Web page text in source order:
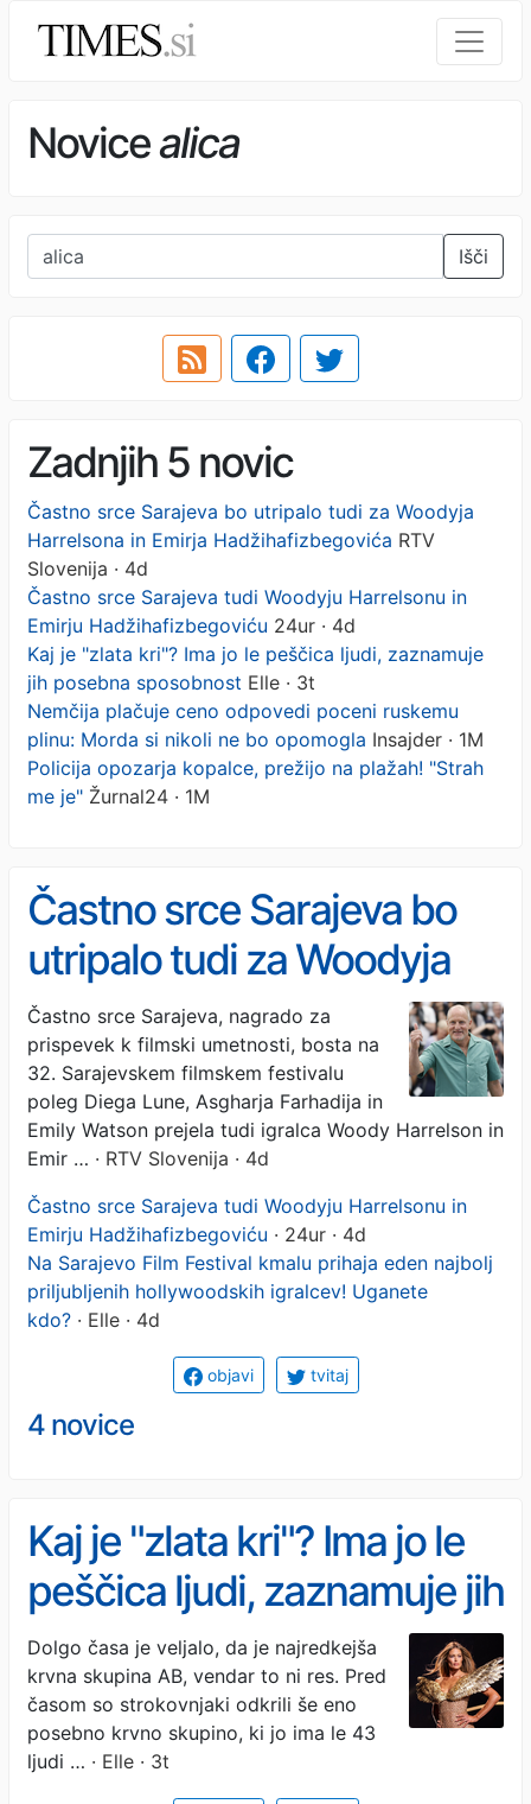
Novicealica
Išči
Zadnjih 5 novic
Častno srce Sarajeva bo utripalo tudi za Woodyja
Harrelsona in Emirja Hadžihafizbegovića RTV
Slovenija · 4d
Častno srce Sarajeva tudi Woodyju Harrelsonu in
Emirju Hadžihafizbegoviću 24ur · 4d
Kaj je "zlata kri"? Ima jo le peščica ljudi, zaznamuje
jih posebna sposobnost Elle · 3t
Nemčija plačuje ceno odpovedi poceni ruskemu
plinu: Morda si nikoli ne bo opomogla Insajder · 1M
Policija opozarja kopalce, prežijo na plažah! "Strah
me je" Žurnal24 · 1M
Častno srce Sarajeva bo
utripalo tudi za Woodyja
Harrelsona in Emirja
Hadžihafizbegovića
Častno srce Sarajeva, nagrado za
prispevek k filmski umetnosti, bosta na
32. Sarajevskem filmskem festivalu
poleg Diega Lune, Asgharja Farhadija in
Emily Watson prejela tudi igralca Woody Harrelson in
Emir … · RTV Slovenija · 4d
Častno srce Sarajeva tudi Woodyju Harrelsonu in
Emirju Hadžihafizbegoviću · 24ur · 4d
Na Sarajevo Film Festival kmalu prihaja eden najbolj
priljubljenih hollywoodskih igralcev! Uganete
kdo? · Elle · 4d
objavi tvitaj
4 novice
Kaj je "zlata kri"? Ima jo le
peščica ljudi, zaznamuje jih
posebna sposobnost
Dolgo časa je veljalo, da je najredkejša
krvna skupina AB, vendar to ni res. Pred
časom so strokovnjaki odkrili še eno
posebno krvno skupino, ki jo ima le 43
ljudi … · Elle · 3t